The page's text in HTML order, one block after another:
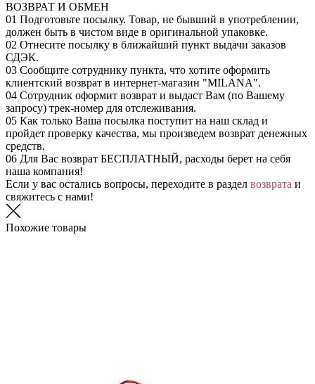
ВОЗВРАТ И ОБМЕН
01 Подготовьте посылку. Товар, не бывший в употреблении,
должен быть в чистом виде в оригинальной упаковке.
02 Отнесите посылку в ближайший пункт выдачи заказов
СДЭК.
03 Сообщите сотруднику пункта, что хотите оформить
клиентский возврат в интернет-магазин "MILANA".
04 Сотрудник оформит возврат и выдаст Вам (по Вашему
запросу) трек-номер для отслеживания.
05 Как только Ваша посылка поступит на наш склад и
пройдет проверку качества, мы произведем возврат денежных
средств.
06 Для Вас возврат БЕСПЛАТНЫЙ, расходы берет на себя
наша компания!
Если у вас остались вопросы, переходите в раздел возврата и
свяжитесь с нами!
Похожие товары